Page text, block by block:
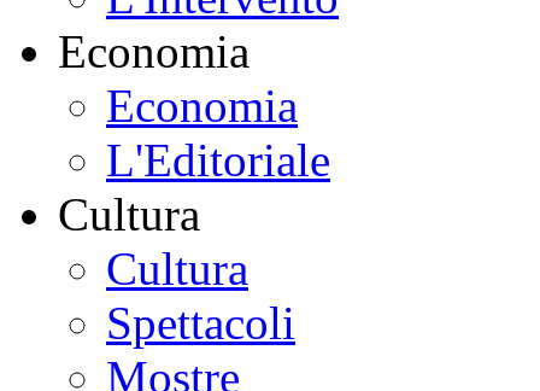
Economia
Economia
L'Editoriale
Cultura
Cultura
Spettacoli
Mostre